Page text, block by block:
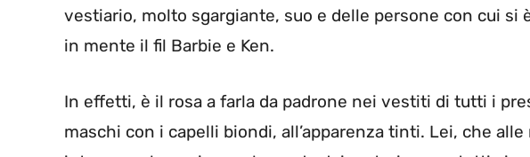
vestiario, molto sgargiante, suo e delle persone con cui si
in mente il fil Barbie e Ken.
In effetti, è il rosa a farla da padrone nei vestiti di tutti i
maschi con i capelli biondi, all’apparenza tinti. Lei, che